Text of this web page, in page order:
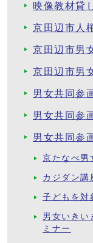
映像教材貸
京田辺市人
京田辺市男
京田辺市男
男女共同参
男女共同参
男女共同参
京たなべ男
カジダン講
子どもを対
男女いきい
ミナー